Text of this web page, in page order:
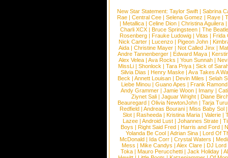
New Star Statement: Taylor Swift | Sabrina
Rae |Central Cee |Selena Gomez |Raye |
| Metallica | Celine Dion | Christina Aguilera |
Charli XCX |Bruce Springsteen |The
Rosenberg | Frauke Ludowig | Vitas | Frida
Nick Carter | Lucenzo | Pigeon John |
Aida |Christine Mayer |Not Called Jinx |
Andre Tannenberger | Edward Maya |
Alex Velea | Ava Rocks | Youn Sunnah |
MissLi | Shonlock | Tara Priya | Sick of
Silvia Dias |Henry Maske |Ava Takes A
Beck |Annett Louisan |Devin Miles |Selah
Liebe Minou |Guano Apes |Frank Ramond
Andy Grammer |Jamie Woon | Imany |
Ziynet Sali |Jaguar Wright |Diane
Beauregard |Olivia NewtonJohn |Tarja
Redfield | Andreas Bourani | Miss Baby Sol
Slot | Rasheeda | Kristina Maria | Valerie |
Lazee | Android Lust | Johannes Strate |
Boys | Right Said Fred | Harris and Ford |
Yolanda Be Cool |Adrian Sina |Lord Of
McDonald | Ida Corr |Crystal Waters |
Mess | Mike Candys | Alex Clare | DJ Lord
Toka | Mauro Perucchetti | Jack Holiday |